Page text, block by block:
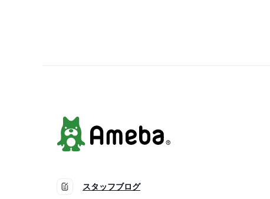
スタッフブログ